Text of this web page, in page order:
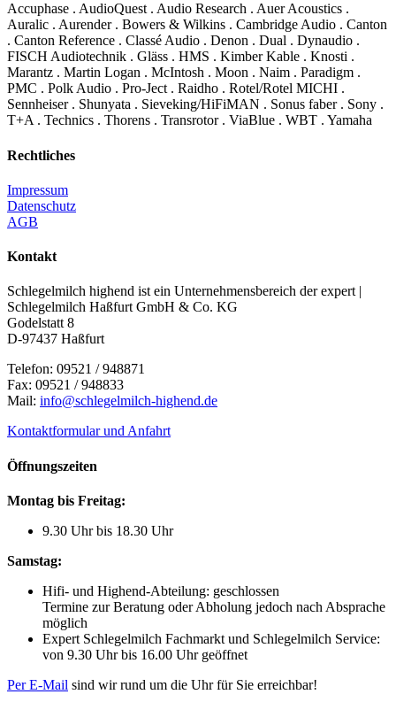
Accuphase . AudioQuest . Audio Research . Auer Acoustics .
Auralic . Aurender . Bowers & Wilkins . Cambridge Audio . Canton
. Canton Reference . Classé Audio . Denon . Dual . Dynaudio .
FISCH Audiotechnik . Gläss . HMS . Kimber Kable . Knosti .
Marantz . Martin Logan . McIntosh . Moon . Naim . Paradigm .
PMC . Polk Audio . Pro-Ject . Raidho . Rotel/Rotel MICHI .
Sennheiser . Shunyata . Sieveking/HiFiMAN . Sonus faber . Sony .
T+A . Technics . Thorens . Transrotor . ViaBlue . WBT . Yamaha
Rechtliches
Impressum
Datenschutz
AGB
Kontakt
Schlegelmilch highend ist ein Unternehmensbereich der expert |
Schlegelmilch Haßfurt GmbH & Co. KG
Godelstatt 8
D-97437 Haßfurt
Telefon: 09521 / 948871
Fax: 09521 / 948833
Mail: info@schlegelmilch-highend.de
Kontaktformular und Anfahrt
Öffnungszeiten
Montag bis Freitag:
9.30 Uhr bis 18.30 Uhr
Samstag:
Hifi- und Highend-Abteilung: geschlossen
Termine zur Beratung oder Abholung jedoch nach Absprache
möglich
Expert Schlegelmilch Fachmarkt und Schlegelmilch Service:
von 9.30 Uhr bis 16.00 Uhr geöffnet
Per E-Mail sind wir rund um die Uhr für Sie erreichbar!